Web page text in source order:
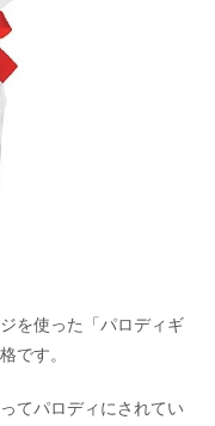
を使った「パロディギ
です。
てパロディにされてい